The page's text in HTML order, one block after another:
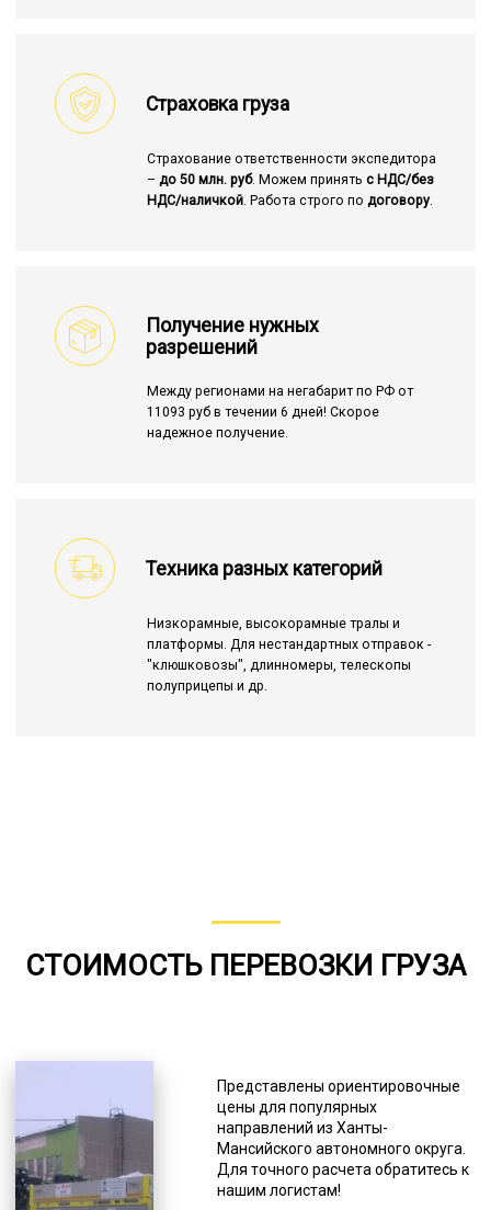
Страховка груза
Страхование ответственности экспедитора
– до 50 млн. руб. Можем принять с НДС/без
НДС/наличкой. Работа строго по договору.
Получение нужных
разрешений
Между регионами на негабарит по РФ от
11093 руб в течении 6 дней! Скорое
надежное получение.
Техника разных категорий
Низкорамные, высокорамные тралы и
платформы. Для нестандартных отправок -
"клюшковозы", длинномеры, телескопы
полуприцепы и др.
СТОИМОСТЬ ПЕРЕВОЗКИ ГРУЗА
Представлены ориентировочные
цены для популярных
направлений из Ханты-
Мансийского автономного округа.
Для точного расчета обратитесь к
нашим логистам!